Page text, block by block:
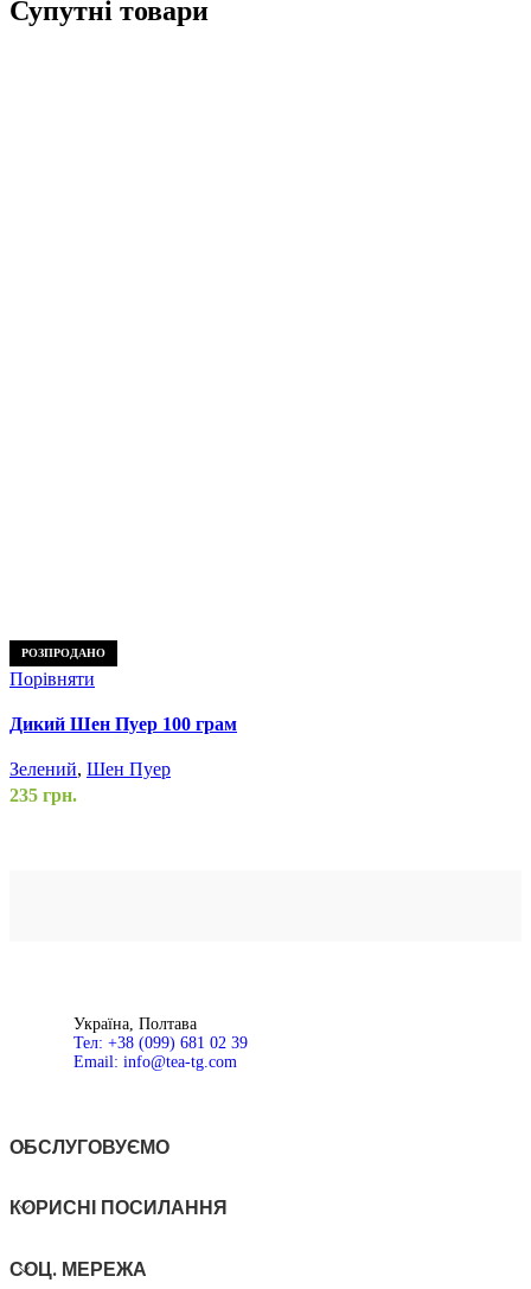
Супутні товари
РОЗПРОДАНО
Порівняти
Дикий Шен Пуер 100 грам
Зелений, Шен Пуер
235 грн.
Україна, Полтава
Тел: +38 (099) 681 02 39
Email: info@tea-tg.com
ОБСЛУГОВУЄМО
КОРИСНІ ПОСИЛАННЯ
СОЦ. МЕРЕЖА